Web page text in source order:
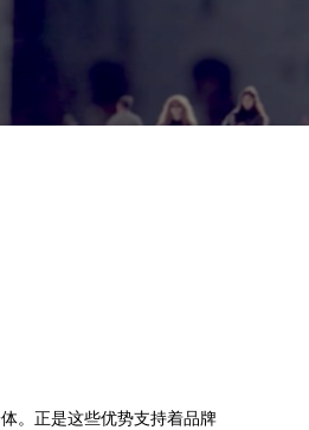
。正是这些优势支持着品牌